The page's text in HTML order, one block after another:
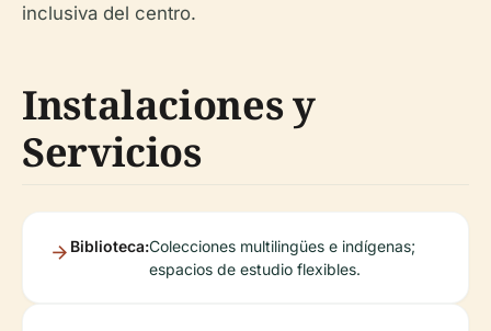
inclusiva del centro.
Instalaciones y
Servicios
Biblioteca:Colecciones multilingües e indígenas;
espacios de estudio flexibles.